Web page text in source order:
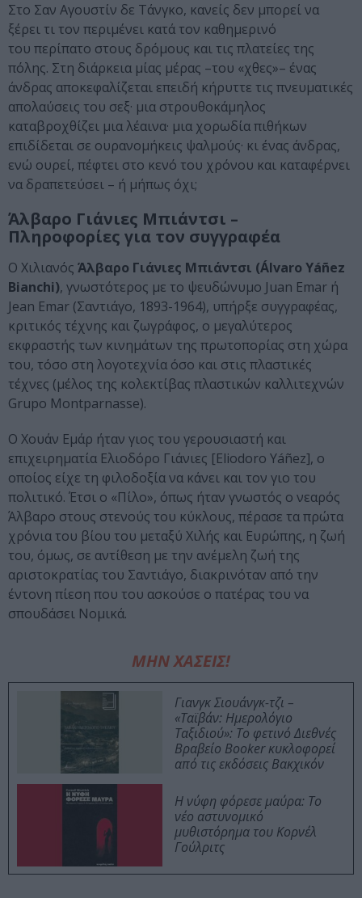
Στο Σαν Αγουστίν δε Τάνγκο, κανείς δεν μπορεί να
ξέρει τι τον περιμένει κατά τον καθημερινό
του περίπατο στους δρόμους και τις πλατείες της
πόλης. Στη διάρκεια μίας μέρας –του «χθες»– ένας
άνδρας αποκεφαλίζεται επειδή κήρυττε τις πνευματικές
απολαύσεις του σεξ· μια στρουθοκάμηλος
καταβροχθίζει μια λέαινα· μια χορωδία πιθήκων
επιδίδεται σε ουρανομήκεις ψαλμούς· κι ένας άνδρας,
ενώ ουρεί, πέφτει στο κενό του χρόνου και καταφέρνει
να δραπετεύσει – ή μήπως όχι;
Άλβαρο Γιάνιες Μπιάντσι –
Πληροφορίες για τον συγγραφέα
Ο Χιλιανός Άλβαρο Γιάνιες Μπιάντσι (Álvaro Yáñez
Bianchi), γνωστότερος με το ψευδώνυμο Juan Emar ή
Jean Emar (Σαντιάγο, 1893-1964), υπήρξε συγγραφέας,
κριτικός τέχνης και ζωγράφος, ο μεγαλύτερος
εκφραστής των κινημάτων της πρωτοπορίας στη χώρα
του, τόσο στη λογοτεχνία όσο και στις πλαστικές
τέχνες (μέλος της κολεκτίβας πλαστικών καλλιτεχνών
Grupo Montparnasse).
Ο Χουάν Εμάρ ήταν γιος του γερουσιαστή και
επιχειρηματία Ελιοδόρο Γιάνιες [Eliodoro Yáñez], ο
οποίος είχε τη φιλοδοξία να κάνει και τον γιο του
πολιτικό. Έτσι ο «Πίλο», όπως ήταν γνωστός ο νεαρός
Άλβαρο στους στενούς του κύκλους, πέρασε τα πρώτα
χρόνια του βίου του μεταξύ Χιλής και Ευρώπης, η ζωή
του, όμως, σε αντίθεση με την ανέμελη ζωή της
αριστοκρατίας του Σαντιάγο, διακρινόταν από την
έντονη πίεση που του ασκούσε ο πατέρας του να
σπουδάσει Νομικά.
ΜΗΝ ΧΑΣΕΙΣ!
Γιανγκ Σιουάνγκ-τζι –
«Ταϊβάν: Ημερολόγιο
Ταξιδιού»: Το φετινό Διεθνές
Βραβείο Booker κυκλοφορεί
από τις εκδόσεις Βακχικόν
Η νύφη φόρεσε μαύρα: Το
νέο αστυνομικό
μυθιστόρημα του Κορνέλ
Γούλριτς